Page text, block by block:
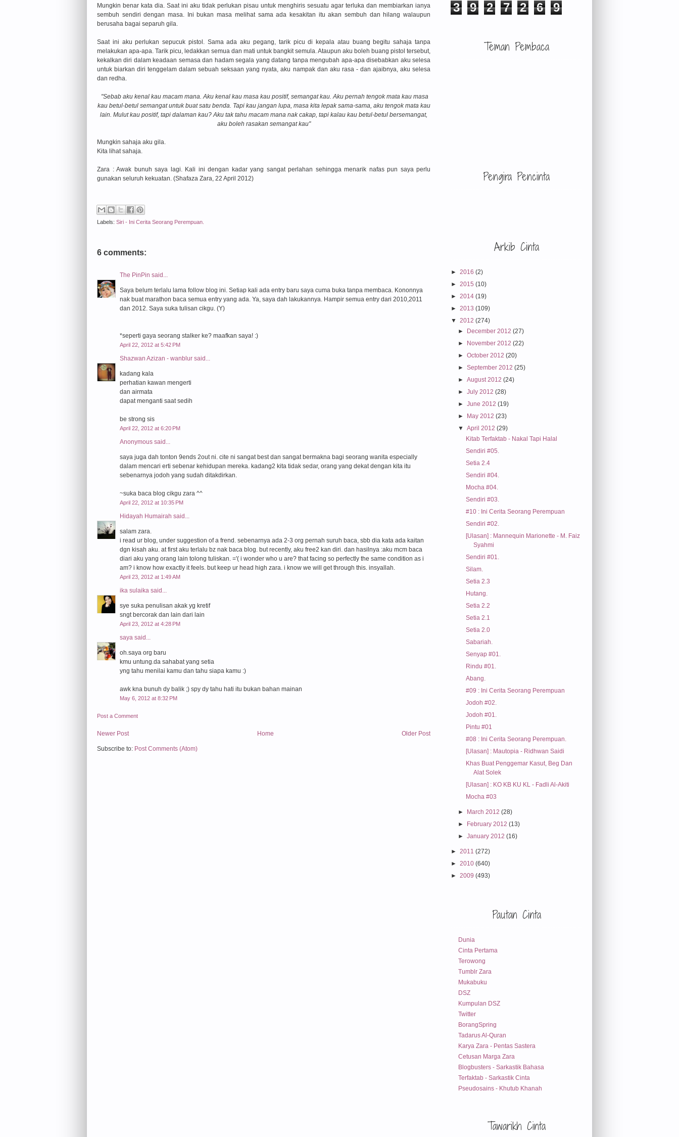
Mungkin benar kata dia. Saat ini aku tidak perlukan pisau untuk menghiris sesuatu agar terluka dan membiarkan ianya
sembuh sendiri dengan masa. Ini bukan masa melihat sama ada kesakitan itu akan sembuh dan hilang walaupun
berusaha bagai separuh gila.
Saat ini aku perlukan sepucuk pistol. Sama ada aku pegang, tarik picu di kepala atau buang begitu sahaja tanpa
melakukan apa-apa. Tarik picu, ledakkan semua dan mati untuk bangkit semula. Ataupun aku boleh buang pistol tersebut,
kekalkan diri dalam keadaan semasa dan hadam segala yang datang tanpa mengubah apa-apa disebabkan aku selesa
untuk biarkan diri tenggelam dalam sebuah seksaan yang nyata, aku nampak dan aku rasa - dan ajaibnya, aku selesa
dan redha.
"Sebab aku kenal kau macam mana. Aku kenal kau masa kau positif, semangat kau. Aku pernah tengok mata kau masa
kau betul-betul semangat untuk buat satu benda. Tapi kau jangan lupa, masa kita lepak sama-sama, aku tengok mata kau
lain. Mulut kau positif, tapi dalaman kau? Aku tak tahu macam mana nak cakap, tapi kalau kau betul-betul bersemangat,
aku boleh rasakan semangat kau"
Mungkin sahaja aku gila.
Kita lihat sahaja.
Zara : Awak bunuh saya lagi. Kali ini dengan kadar yang sangat perlahan sehingga menarik nafas pun saya perlu
gunakan seluruh kekuatan. (Shafaza Zara, 22 April 2012)
Labels: Siri - Ini Cerita Seorang Perempuan.
6 comments:
The PinPin said...
Saya belum terlalu lama follow blog ini. Setiap kali ada entry baru saya cuma buka tanpa membaca. Kononnya
nak buat marathon baca semua entry yang ada. Ya, saya dah lakukannya. Hampir semua entry dari 2010,2011
dan 2012. Saya suka tulisan cikgu. (Y)
*seperti gaya seorang stalker ke? maafkan saya! :)
April 22, 2012 at 5:42 PM
Shazwan Azizan - wanblur said...
kadang kala
perhatian kawan mengerti
dan airmata
dapat menganti saat sedih
be strong sis
April 22, 2012 at 6:20 PM
Anonymous said...
saya juga dah tonton 9ends 2out ni. cite ni sangat best dan sangat bermakna bagi seorang wanita especially
dalam mencari erti sebenar kehidupan mereka. kadang2 kita tidak sedar, orang yang dekat dengan kita itu
sebenarnya jodoh yang sudah ditakdirkan.
~suka baca blog cikgu zara ^^
April 22, 2012 at 10:35 PM
Hidayah Humairah said...
salam zara.
i read ur blog, under suggestion of a frend. sebenarnya ada 2-3 org pernah suruh baca, sbb dia kata ada kaitan
dgn kisah aku. at first aku terlalu bz nak baca blog. but recently, aku free2 kan diri. dan hasilnya :aku mcm baca
diari aku yang orang lain tolong tuliskan. ='( i wonder who u are? that facing so perfectly the same condition as i
am? i know how exactly it feels. but keep ur head high zara. i know we will get through this. insyallah.
April 23, 2012 at 1:49 AM
ika sulaika said...
sye suka penulisan akak yg kretif
sngt bercorak dan lain dari lain
April 23, 2012 at 4:28 PM
saya said...
oh.saya org baru
kmu untung.da sahabat yang setia
yng tahu menilai kamu dan tahu siapa kamu :)
awk kna bunuh dy balik ;) spy dy tahu hati itu bukan bahan mainan
May 6, 2012 at 8:32 PM
Post a Comment
Newer Post Older Post
Home
Subscribe to: Post Comments (Atom)
3 9 2 7 2 6 9
Teman Pembaca
Pengira Pencinta
Arkib Cinta
► 2016 (2)
► 2015 (10)
► 2014 (19)
► 2013 (109)
▼ 2012 (274)
►
December 2012(27)
►
November 2012(22)
►October 2012(20)
►September 2012(25)
►August 2012(24)
►July 2012(28)
►June 2012(19)
►
May 2012(23)
▼April 2012(29)
Kitab Terfaktab - Nakal Tapi Halal
Sendiri #05.
Setia 2.4
Sendiri #04.
Mocha #04.
Sendiri #03.
#10 : Ini Cerita Seorang Perempuan
Sendiri #02.
[Ulasan] : Mannequin Marionette - M. Faiz
Syahmi
Sendiri #01.
Silam.
Setia 2.3
Hutang.
Setia 2.2
Setia 2.1
Setia 2.0
Sabariah.
Senyap #01.
Rindu #01.
Abang.
#09 : Ini Cerita Seorang Perempuan
Jodoh #02.
Jodoh #01.
Pintu #01
#08 : Ini Cerita Seorang Perempuan.
[Ulasan] : Mautopia - Ridhwan Saidi
Khas Buat Penggemar Kasut, Beg Dan
Alat Solek
[Ulasan] : KO KB KU KL - Fadli Al-Akiti
Mocha #03
► March 2012(28)
►
February 2012(13)
►January 2012(16)
► 2011 (272)
► 2010 (640)
► 2009 (493)
Pautan Cinta
Dunia
Cinta Pertama
Terowong
Tumblr Zara
Mukabuku
DSZ
Kumpulan DSZ
Twitter
BorangSpring
Tadarus Al-Quran
Karya Zara - Pentas Sastera
Cetusan Marga Zara
Blogbusters - Sarkastik Bahasa
Terfaktab - Sarkastik Cinta
Pseudosains - Khutub Khanah
Tawarikh Cinta